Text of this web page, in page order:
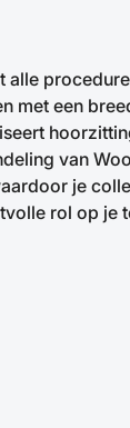
met een
van
je
rol op je